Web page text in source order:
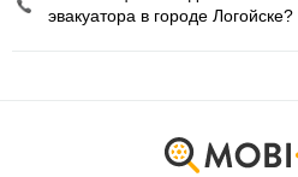
эвакуатора в городе Логойске?